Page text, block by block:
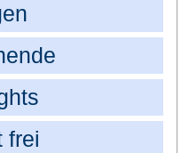
frei